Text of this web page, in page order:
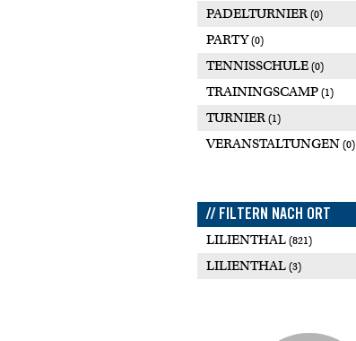
PADELTURNIER (0)
PARTY(0)
TENNISSCHULE (0)
TRAININGSCAMP (1)
TURNIER (1)
VERANSTALTUNGEN (0)
// FILTERN NACH ORT
LILIENTHAL (821)
LILIENTHAL (3)